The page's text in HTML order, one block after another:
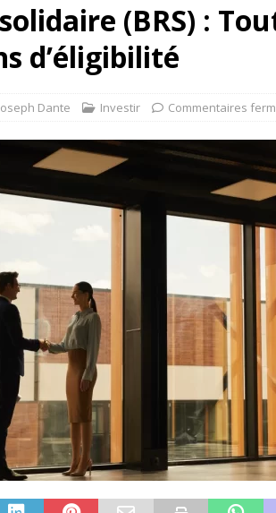
(BRS) :
d’éligibilité
Dante Investir Commentaires